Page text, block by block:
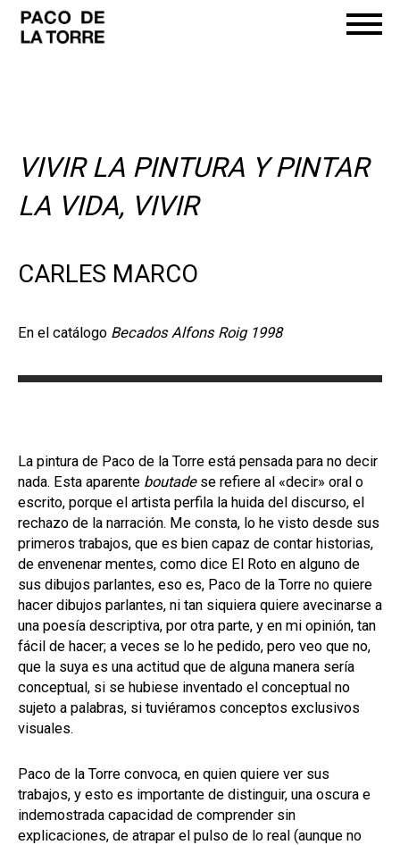
VIVIR LA PINTURA Y PINTAR
LA VIDA, VIVIR
CARLES MARCO
En el catálogo Becados Alfons Roig 1998
La pintura de Paco de la Torre está pensada para no decir
nada. Esta aparente boutadese refiere al «decir» oral o
escrito, porque el artista perfila la huida del discurso, el
rechazo de la narración. Me consta, lo he visto desde sus
primeros trabajos, que es bien capaz de contar historias,
de envenenar mentes, como dice El Roto en alguno de
sus dibujos parlantes, eso es, Paco de la Torre no quiere
hacer dibujos parlantes, ni tan siquiera quiere avecinarse a
una poesía descriptiva, por otra parte, y en mi opinión, tan
fácil de hacer; a veces se lo he pedido, pero veo que no,
que la suya es una actitud que de alguna manera sería
conceptual, si se hubiese inventado el conceptual no
sujeto a palabras, si tuviéramos conceptos exclusivos
visuales.
Paco de la Torre convoca, en quien quiere ver sus
trabajos, y esto es importante de distinguir, una oscura e
indemostrada capacidad de comprender sin
explicaciones, de atrapar el pulso de lo real (aunque no